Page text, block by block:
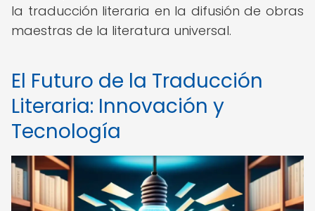
la traducción literaria en la difusión de obras
maestras de la literatura universal.
El Futuro de la Traducción
Literaria: Innovación y
Tecnología